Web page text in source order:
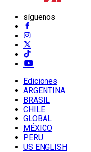
síguenos
Ediciones
ARGENTINA
BRASIL
CHILE
GLOBAL
MÉXICO
PERU
US ENGLISH